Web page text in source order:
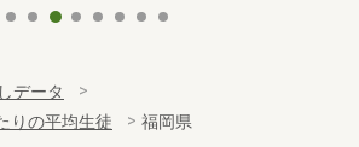
データ
りの平均生徒
福岡県